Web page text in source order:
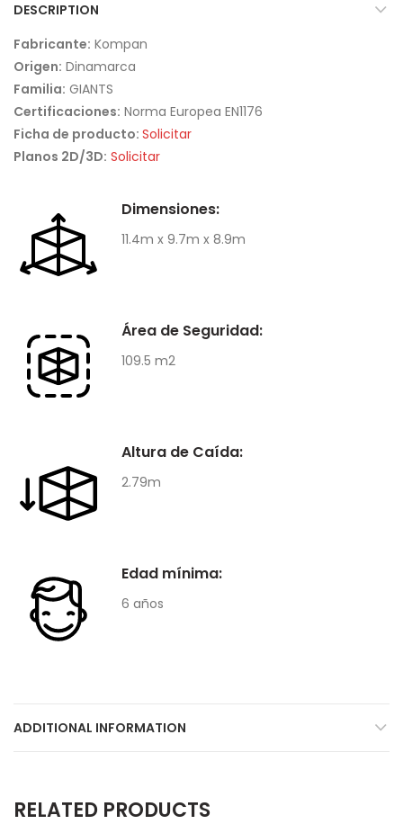
DESCRIPTION
Fabricante: Kompan
Origen: Dinamarca
Familia: GIANTS
Certificaciones: Norma Europea EN1176
Ficha de producto: Solicitar
Planos 2D/3D: Solicitar
Dimensiones:
11.4m x 9.7m x 8.9m
Área de Seguridad:
109.5 m2
Altura de Caída:
2.79m
Edad mínima:
6 años
ADDITIONAL INFORMATION
RELATED PRODUCTS